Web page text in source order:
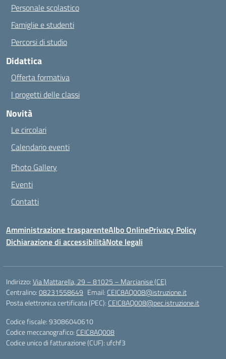
Personale scolastico
Famiglie e studenti
Percorsi di studio
Didattica
Offerta formativa
I progetti delle classi
Novità
Le circolari
Calendario eventi
Photo Gallery
Eventi
Contatti
Amministrazione trasparenteAlbo OnlinePrivacy Policy
Dichiarazione di accessibilitàNote legali
Indirizzo:Via Mattarella, 29 – 81025 – Marcianise (CE)
Centralino:08231558649 Email: CEIC8AQ008@istruzione.it
Posta elettronica certificata (PEC): CEIC8AQ008@pec.istruzione.it
Codice fiscale: 93086040610
Codice meccanografico: CEIC8AQ008
Codice unico di fatturazione (CUF): ufchf3